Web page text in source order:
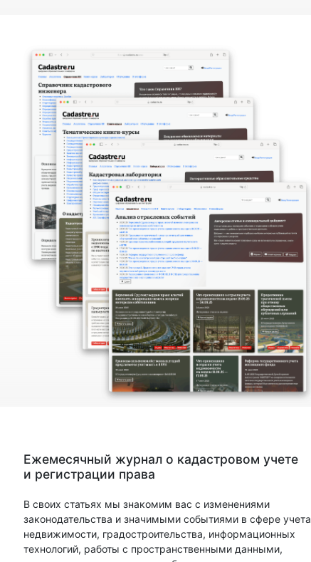
Ежемесячный журнал о кадастровом учете
и регистрации права
В своих статьях мы знакомим вас с изменениями
законодательства и значимыми событиями в сфере учета
недвижимости, градостроительства, информационных
технологий, работы с пространственными данными,